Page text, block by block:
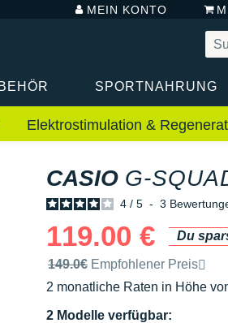
MEIN KONTO
SPORTNAHRUNG
Elektrostimulation &
CASIO G-
4 / 5 - 3
119.00 €
Du
Unverbindliche
149.0€ Empfohlener Preis
2 monatliche Raten in Höhe
Ohne Zusatzkosten
2 Modelle verfügbar: